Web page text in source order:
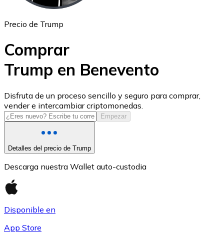
USD Coin
USDC
Precio de Trump
Comprar
Trump en Benevento
Disfruta de un proceso sencillo y seguro para comprar,
vender e intercambiar criptomonedas.
Empezar
Detalles del precio de Trump
Descarga nuestra Wallet auto-custodia
Disponible en
App Store